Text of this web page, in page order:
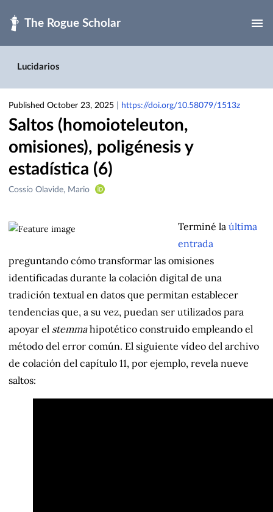
Lucidarios
Published October 23, 2025 https://doi.org/10.58079/1513z
Saltos (homoioteleuton,
omisiones), poligénesis y
estadística (6)
Creators
Cossío Olavide, Mario
Terminé la última
entrada
preguntando cómo transformar las omisiones
identificadas durante la colación digital de una
tradición textual en datos que permitan establecer
tendencias que, a su vez, puedan ser utilizados para
apoyar el stemmahipotético construido empleando el
método del error común. El siguiente vídeo del archivo
de colación del capítulo 11, por ejemplo, revela nueve
saltos: